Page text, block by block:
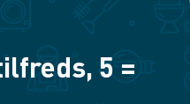
5 =